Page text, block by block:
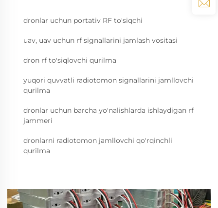
dronlar uchun portativ RF to'siqchi
uav, uav uchun rf signallarini jamlash vositasi
dron rf to'siqlovchi qurilma
yuqori quvvatli radiotomon signallarini jamllovchi
qurilma
dronlar uchun barcha yo'nalishlarda ishlaydigan rf
jammeri
dronlarni radiotomon jamllovchi qo'rqinchli
qurilma